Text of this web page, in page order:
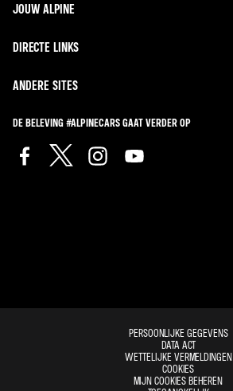
JOUW ALPINE
DIRECTE LINKS
ANDERE SITES
DE BELEVING #ALPINECARS GAAT VERDER OP
PERSOONLIJKE GEGEVENS
DATA ACT
WETTELIJKE VERMELDINGEN
COOKIES
MIJN COOKIES BEHEREN